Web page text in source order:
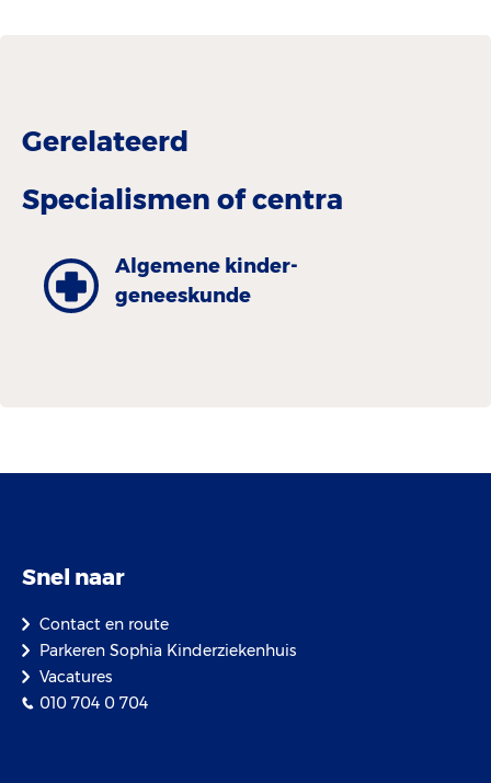
Gerelateerd
Specialismen of centra
Algemene kinder­
geneeskunde
Snel naar
Contact en route
Parkeren Sophia Kinderziekenhuis
Vacatures
010 704 0 704